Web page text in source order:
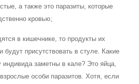
а также это паразиты, которые
кровью;
в кишечнике, то продукты их
будут присутствовать в стуле. Какие
индивида заметны в кале? Это яйца,
особи паразитов. Хотя, если